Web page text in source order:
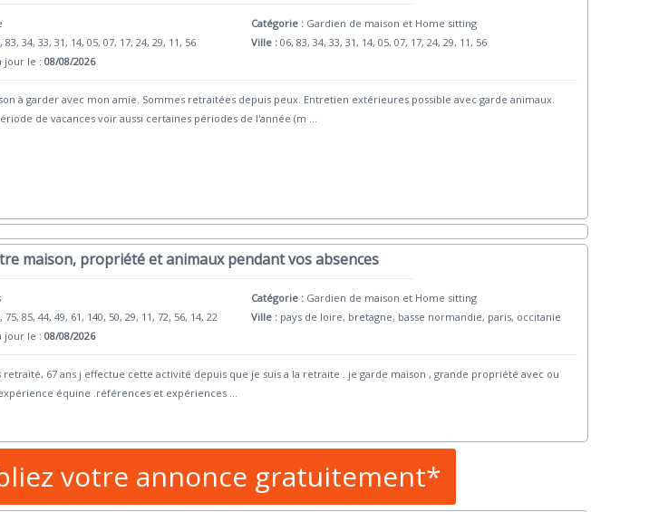
83, 34, 33, 31, 14, 05, 07, 17, 24, 29, 11, 56
jour le :08/08/2026
Catégorie : Gardien de maison et Home sitting
Ville : 06, 83, 34, 33, 31, 14, 05, 07, 17, 24, 29, 11, 56
à garder avec mon amie. Sommes retraitées depuis peux. Entretien extérieures possible avec garde animaux.
de vacances voir aussi certaines périodes de l'année (m ...
maison, propriété et animaux pendant vos absences
75, 85, 44, 49, 61, 140, 50, 29, 11, 72, 56, 14, 22
jour le :08/08/2026
Catégorie : Gardien de maison et Home sitting
Ville : pays de loire, bretagne, basse normandie, paris, occitanie
retraité, 67 ans j effectue cette activité depuis que je suis a la retraite . je garde maison , grande propriété avec ou
équine .références et expériences ...
votre annonce gratuitement*